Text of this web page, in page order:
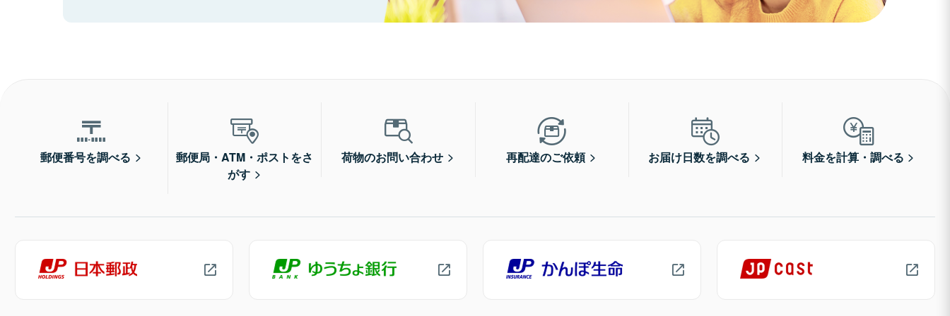
郵便番号を調べる
郵便局・ATM・ポストをさ
がす
荷物のお問い合わせ 再配達のご依頼 お届け日数を調べる 料金を計算・調べる